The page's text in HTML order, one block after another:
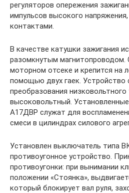
регуляторов опережения
импульсов высокого
контактами.
В качестве катушки зажигания
разомкнутым магнитопроводом.
моторном отсеке и крепится на
помощью двух гаек. Устройство
преобразования низковольтного
высоковольтный.
А17ДВР служат для
смеси в цилиндрах силового
Установлен выключатель типа
противоугонное устройство.
противоугонки: при вынимании
положении «Стоянка»,
который блокирует вал руля,